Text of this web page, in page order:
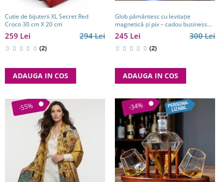
Cutie de bijuterii XL Secret Red
Croco 30 cm X 20 cm
294 Lei
259 Lei
(2)
ADAUGA IN COS
Glob pământesc cu levitație
magnetică și pix – cadou business
pentru bărbați pasionați de
tehnologie și călătorii
300 Lei
245 Lei
(2)
ADAUGA IN COS
-55% -34%